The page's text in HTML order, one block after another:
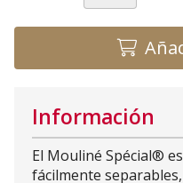
Información
El Mouliné Spécial®
fácilmente